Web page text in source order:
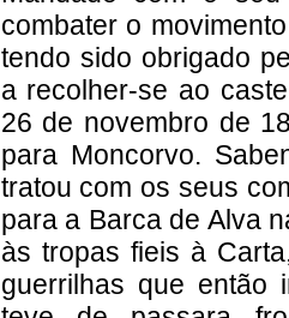
combater o
tendo sido obrigado
a recolher-se ao
26 de novembro de
para Moncorvo.
tratou com os seus
para a Barca de Alva
às tropas fieis à
guerrilhas que então